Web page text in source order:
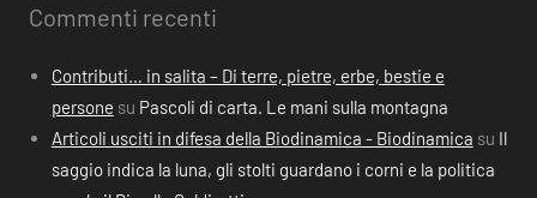
Commenti recenti
Contributi… in salita – Di terre, pietre, erbe, bestie e
persone su Pascoli di carta. Le mani sulla montagna
Articoli usciti in difesa della Biodinamica - Biodinamica su Il
saggio indica la luna, gli stolti guardano i corni e la politica